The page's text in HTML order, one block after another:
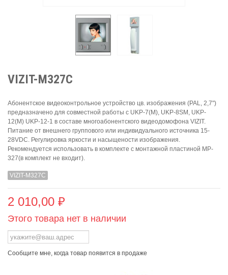
VIZIT-M327C
Абонентское видеоконтрольное устройство цв. изображения (PAL, 2,7")
предназначено для совместной работы с UKP-7(M), UKP-8SM, UKP-
12(M) UKP-12-1 в составе многоабонентского видеодомофона VIZIT.
Питание от внешнего группового или индивидуального источника 15-
28VDC. Регулировка яркости и насыщености изображения.
Рекомендуется использовать в комплекте с монтажной пластиной MP-
327(в комплект не входит).
VIZIT-M327C
2 010,00 ₽
Этого товара нет в наличии
Сообщите мне, когда товар появится в продаже